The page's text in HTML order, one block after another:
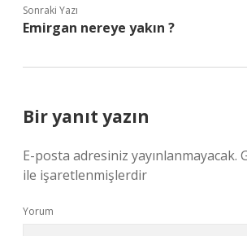
Sonraki Yazı
Emirgan nereye yakın ?
Bir yanıt yazın
E-posta adresiniz yayınlanmayacak.
ile işaretlenmişlerdir
Yorum